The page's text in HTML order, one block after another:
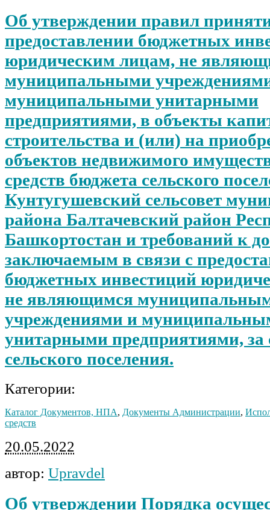
Об утверждении правил
предоставлении бюджетных
юридическим лицам, не
муниципальными
муниципальными унитарными
предприятиями, в объекты
строительства и (или) на
объектов недвижимого
средств бюджета сельского
Кунтугушевский сельсовет
района Балтачевский район
Башкортостан и требований к
заключаемым в связи с
бюджетных инвестиций
не являющимся
учреждениями и
унитарными предприятиями, за
сельского поселения.
Категории:
Каталог Документов, НПА, Документы Администрации,
средств
20.05.2022
автор: Upravdel
Об утверждении Порядка